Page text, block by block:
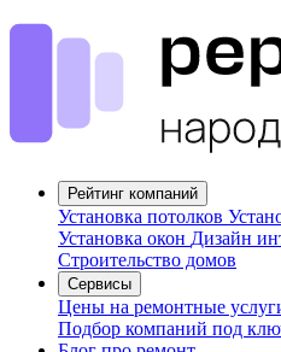
Рейтинг компаний
Установка потолков
Установка окон Дизайн
Строительство домов
Сервисы
Цены на ремонтные
Подбор компаний под